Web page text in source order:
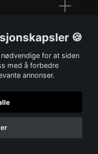
🍪
for at siden
med å forbedre
annonser.